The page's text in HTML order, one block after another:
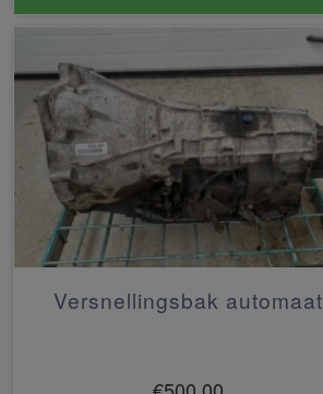
Versnellingsbak automaat